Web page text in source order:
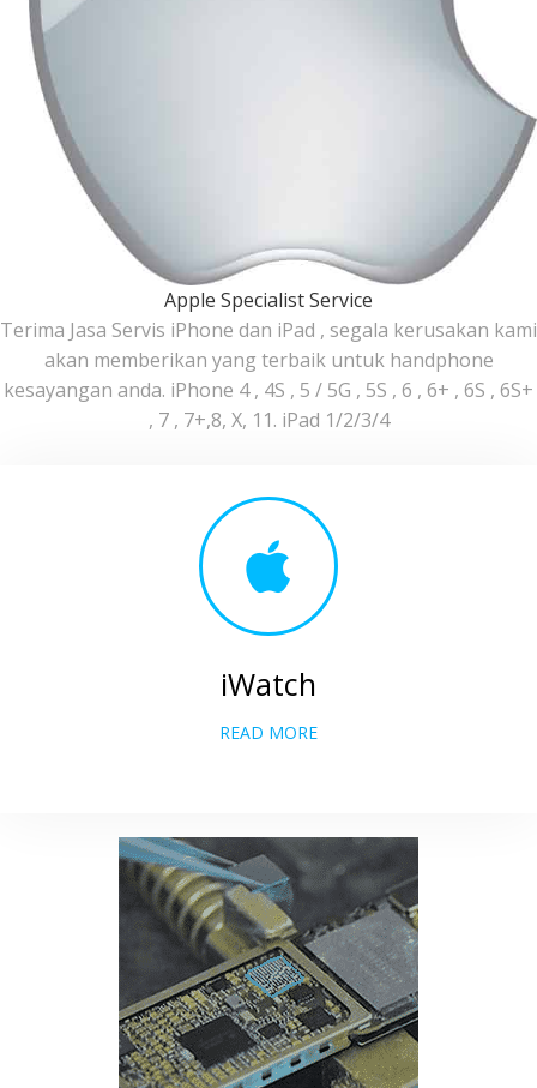
Apple Specialist Service
Terima Jasa Servis iPhone dan iPad , segala kerusakan kami
akan memberikan yang terbaik untuk handphone
kesayangan anda. iPhone 4 , 4S , 5 / 5G , 5S , 6 , 6+ , 6S , 6S+
, 7 , 7+,8, X, 11. iPad 1/2/3/4
iWatch
READ MORE